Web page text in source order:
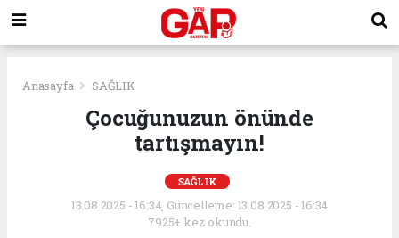
Anasayfa SAĞLIK
Çocuğunuzun önünde
tartışmayın!
SAĞLIK
13.08.2025 - 16:34, Güncelleme: 13.08.2025 - 16:34
7925+ kez okundu.